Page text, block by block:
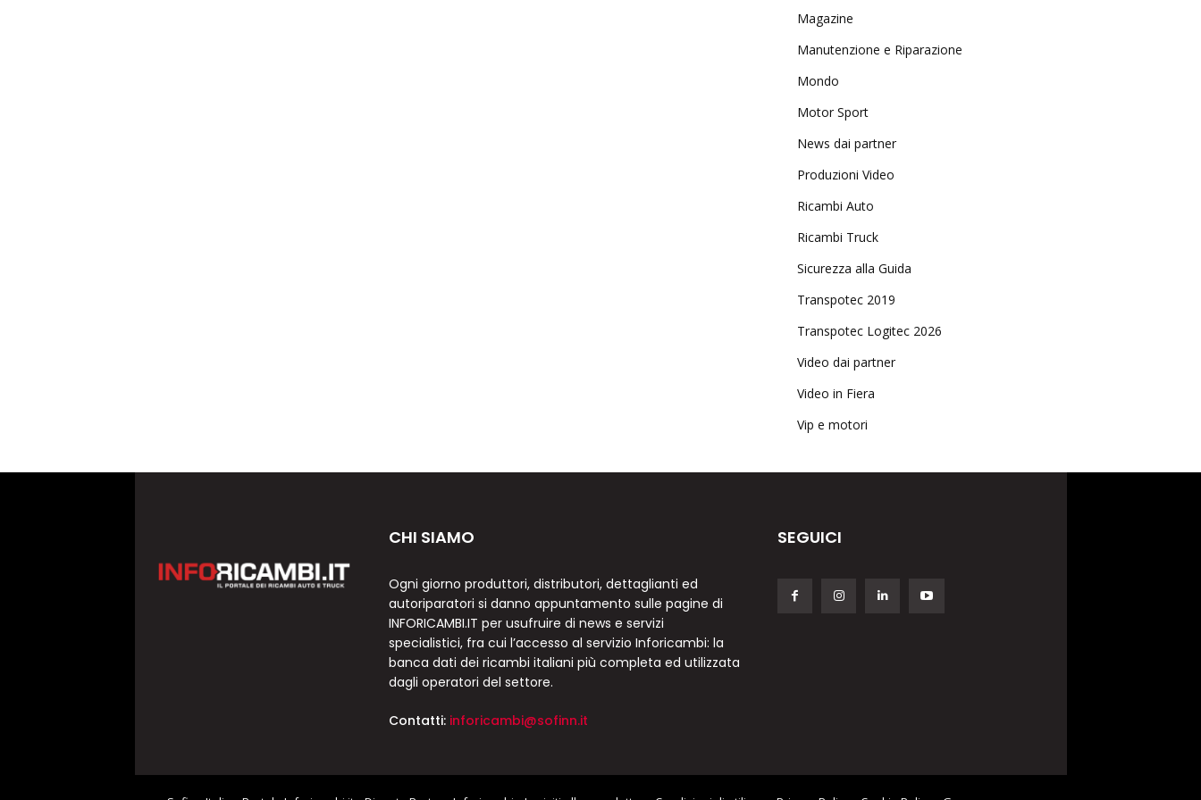
Magazine
Manutenzione e Riparazione
Mondo
Motor Sport
News dai partner
Produzioni Video
Ricambi Auto
Ricambi Truck
Sicurezza alla Guida
Transpotec 2019
Transpotec Logitec 2026
Video dai partner
Video in Fiera
Vip e motori
CHI SIAMO
Ogni giorno produttori, distributori, dettaglianti ed
autoriparatori si danno appuntamento sulle pagine di
INFORICAMBI.IT per usufruire di news e servizi
specialistici, fra cui l’accesso al servizio Inforicambi: la
banca dati dei ricambi italiani più completa ed utilizzata
dagli operatori del settore.
Contatti: inforicambi@sofinn.it
SEGUICI